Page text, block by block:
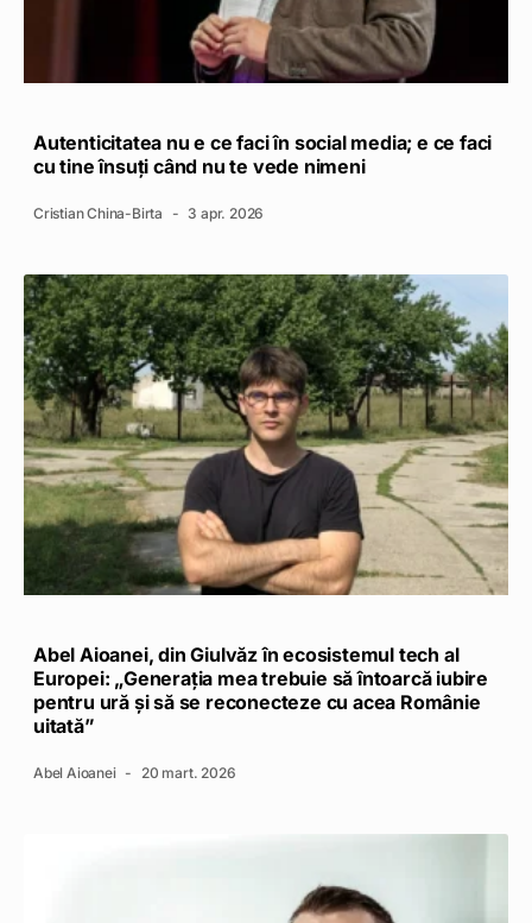
Autenticitatea nu e ce faci în social media; e ce faci
cu tine însuți când nu te vede nimeni
Cristian China-Birta 3 apr. 2026
Abel Aioanei, din Giulvăz în ecosistemul tech al
Europei: „Generația mea trebuie să întoarcă iubire
pentru ură și să se reconecteze cu acea Românie
uitată”
Abel Aioanei 20 mart. 2026